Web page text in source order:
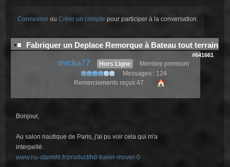
Connexion ouCréer un compte pour participer à la conversation.
Fabriquer un Deplace Remorque à Bateau tout terrain
#641661
micka77 Hors Ligne
Membre premium
Messages : 124
Remerciements reçus 47
Bonjour,
Au salon nautique de Paris, j'ai pu voir cela qui m'a
interpellé.
www.nu-starmhl.fr/product/hd-trailer-mover-0